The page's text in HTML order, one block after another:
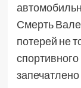
Смерть
потерей не